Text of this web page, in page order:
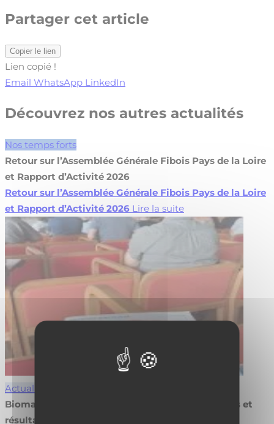
Partager cet article
Copier le lien
Lien copié !
Email WhatsApp LinkedIn
Découvrez nos autres actualités
Nos temps forts
Retour sur l’Assemblée Générale Fibois Pays de la Loire
et Rapport d’Activité 2026
Retour sur l’Assemblée Générale Fibois Pays de la Loire
et Rapport d’Activité 2026 Lire la suite
Actualités
Biomasse en agroforesterie : valorisez vos projets et
résultats